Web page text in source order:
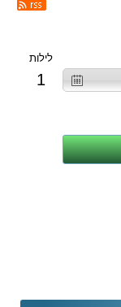
לילות
1